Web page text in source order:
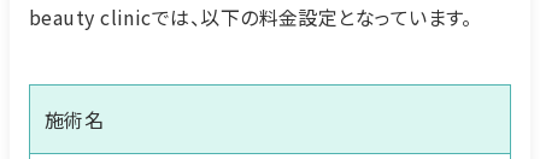
beauty clinicでは、以下の料金設定となっています。
施術名